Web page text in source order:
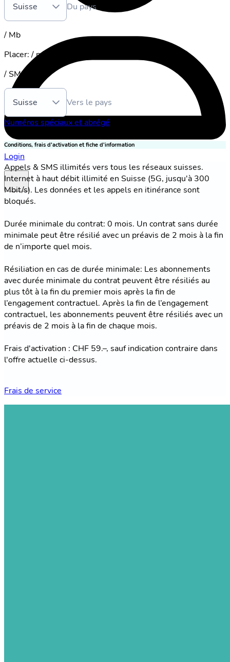
Login
Suisse Du pays
/ Mb
Placer:/ min.
/ SMS
Suisse
Vers le pays
Numéros spéciaux et abrégé
Conditions, frais d'activation et fiche d'information
Appels & SMS illimités vers tous les réseaux suisses.
Internet à haut débit illimité en Suisse (5G, jusqu'à 300
Mbit/s). Les données et les appels en itinérance sont
bloqués.
Durée minimale du contrat: 0 mois. Un contrat sans durée
minimale peut être résilié avec un préavis de 2 mois à la fin
de n’importe quel mois.
Résiliation en cas de durée minimale: Les abonnements
avec durée minimale du contrat peuvent être résiliés au
plus tôt à la fin du premier mois après la fin de
l’engagement contractuel. Après la fin de l’engagement
contractuel, les abonnements peuvent être résiliés avec un
préavis de 2 mois à la fin de chaque mois.
Frais d'activation : CHF 59.–, sauf indication contraire dans
l'offre actuelle ci-dessus.
Frais de service